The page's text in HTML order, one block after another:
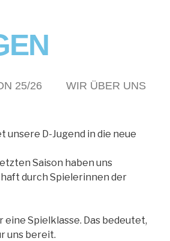
25/26 WIR ÜBER UNS
D-Jugend in die neue
Saison haben uns
durch Spielerinnen der
eine Spielklasse. Das bedeutet,
uns bereit.